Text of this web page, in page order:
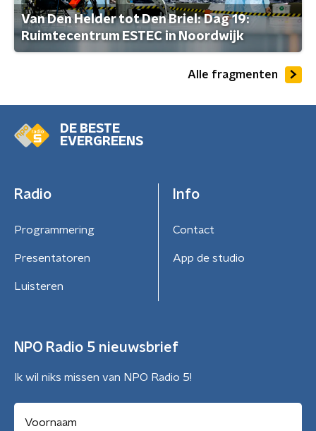
Van Den Helder tot Den Briel: Dag 19:
Ruimtecentrum ESTEC in Noordwijk
Alle fragmenten
DE BESTE
EVERGREENS
Radio
Programmering
Presentatoren
Luisteren
Info
Contact
App de studio
NPO Radio 5 nieuwsbrief
Ik wil niks missen van NPO Radio 5!